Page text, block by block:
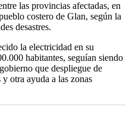
las provincias afectadas, en
costero de Glan, según la
desastres.
la electricidad en su
habitantes, seguían siendo
que despliegue de
otra ayuda a las zonas